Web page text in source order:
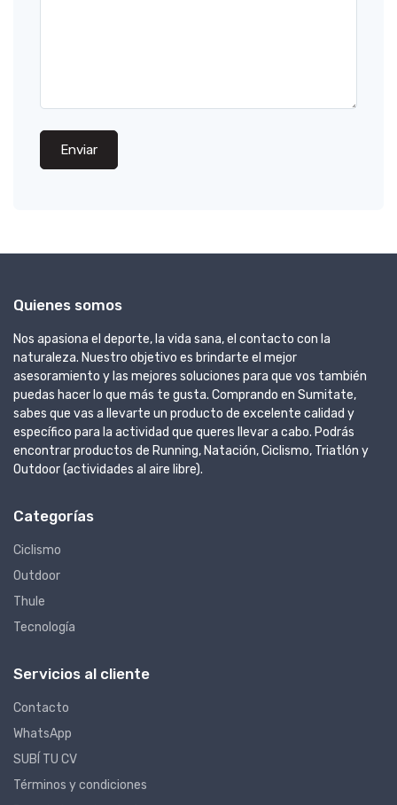
Enviar
Quienes somos
Nos apasiona el deporte, la vida sana, el contacto con la
naturaleza. Nuestro objetivo es brindarte el mejor
asesoramiento y las mejores soluciones para que vos también
puedas hacer lo que más te gusta. Comprando en Sumitate,
sabes que vas a llevarte un producto de excelente calidad y
específico para la actividad que queres llevar a cabo. Podrás
encontrar productos de Running, Natación, Ciclismo, Triatlón y
Outdoor (actividades al aire libre).
Categorías
Ciclismo
Outdoor
Thule
Tecnología
Servicios al cliente
Contacto
WhatsApp
SUBÍ TU CV
Términos y condiciones